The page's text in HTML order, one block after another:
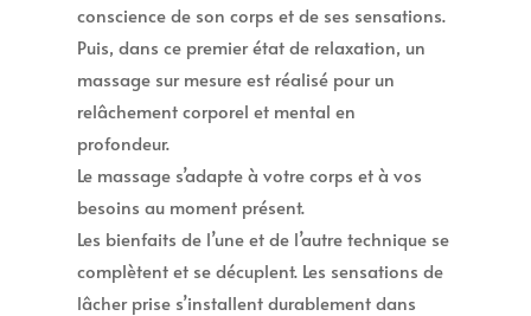
conscience de son corps et de ses sensations.
Puis, dans ce premier état de relaxation, un
massage sur mesure est réalisé pour un
relâchement corporel et mental en
profondeur.
Le massage s’adapte à votre corps et à vos
besoins au moment présent.
Les bienfaits de l’une et de l’autre technique se
complètent et se décuplent. Les sensations de
lâcher prise s’installent durablement dans